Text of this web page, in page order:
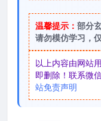
温馨提示： 部分
请勿模仿学习，
以上内容由网站
即删除！联系微
站免责声明